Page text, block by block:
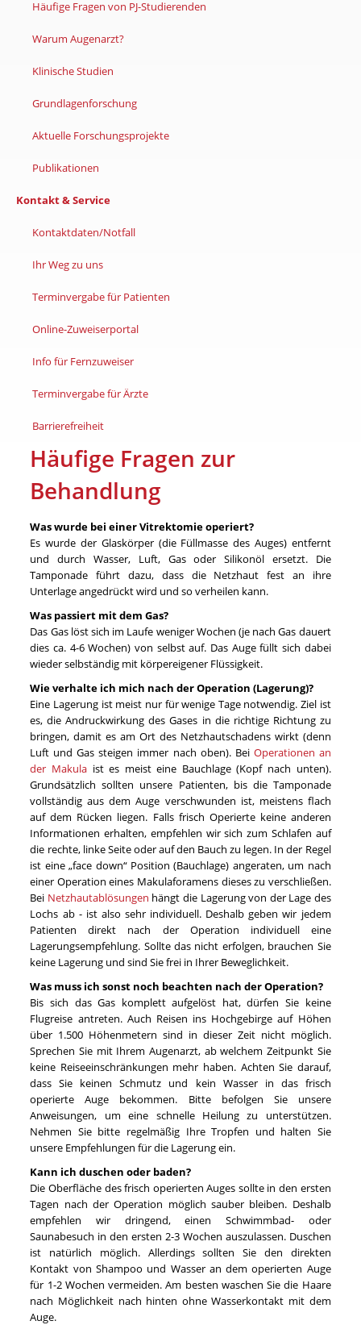
Häufige Fragen von PJ-Studierenden
Warum Augenarzt?
Klinische Studien
Grundlagenforschung
Aktuelle Forschungsprojekte
Publikationen
Kontakt & Service
Kontaktdaten/Notfall
Ihr Weg zu uns
Terminvergabe für Patienten
Online-Zuweiserportal
Info für Fernzuweiser
Terminvergabe für Ärzte
Barrierefreiheit
Häufige Fragen zur
Behandlung
Was wurde bei einer Vitrektomie operiert?
Es wurde der Glaskörper (die Füllmasse des Auges) entfernt
und durch Wasser, Luft, Gas oder Silikonöl ersetzt. Die
Tamponade führt dazu, dass die Netzhaut fest an ihre
Unterlage angedrückt wird und so verheilen kann.
Was passiert mit dem Gas?
Das Gas löst sich im Laufe weniger Wochen (je nach Gas dauert
dies ca. 4-6 Wochen) von selbst auf. Das Auge füllt sich dabei
wieder selbständig mit körpereigener Flüssigkeit.
Wie verhalte ich mich nach der Operation (Lagerung)?
Eine Lagerung ist meist nur für wenige Tage notwendig. Ziel ist
es, die Andruckwirkung des Gases in die richtige Richtung zu
bringen, damit es am Ort des Netzhautschadens wirkt (denn
Luft und Gas steigen immer nach oben). Bei Operationen an
der Makulaist es meist eine Bauchlage (Kopf nach unten).
Grundsätzlich sollten unsere Patienten, bis die Tamponade
vollständig aus dem Auge verschwunden ist, meistens flach
auf dem Rücken liegen. Falls frisch Operierte keine anderen
Informationen erhalten, empfehlen wir sich zum Schlafen auf
die rechte, linke Seite oder auf den Bauch zu legen. In der Regel
ist eine „face down“ Position (Bauchlage) angeraten, um nach
einer Operation eines Makulaforamens dieses zu verschließen.
Bei Netzhautablösungen hängt die Lagerung von der Lage des
Lochs ab - ist also sehr individuell. Deshalb geben wir jedem
Patienten direkt nach der Operation individuell eine
Lagerungsempfehlung. Sollte das nicht erfolgen, brauchen Sie
keine Lagerung und sind Sie frei in Ihrer Beweglichkeit.
Was muss ich sonst noch beachten nach der Operation?
Bis sich das Gas komplett aufgelöst hat, dürfen Sie keine
Flugreise antreten. Auch Reisen ins Hochgebirge auf Höhen
über 1.500 Höhenmetern sind in dieser Zeit nicht möglich.
Sprechen Sie mit Ihrem Augenarzt, ab welchem Zeitpunkt Sie
keine Reiseeinschränkungen mehr haben. Achten Sie darauf,
dass Sie keinen Schmutz und kein Wasser in das frisch
operierte Auge bekommen. Bitte befolgen Sie unsere
Anweisungen, um eine schnelle Heilung zu unterstützen.
Nehmen Sie bitte regelmäßig Ihre Tropfen und halten Sie
unsere Empfehlungen für die Lagerung ein.
Kann ich duschen oder baden?
Die Oberfläche des frisch operierten Auges sollte in den ersten
Tagen nach der Operation möglich sauber bleiben. Deshalb
empfehlen wir dringend, einen Schwimmbad- oder
Saunabesuch in den ersten 2-3 Wochen auszulassen. Duschen
ist natürlich möglich. Allerdings sollten Sie den direkten
Kontakt von Shampoo und Wasser an dem operierten Auge
für 1-2 Wochen vermeiden. Am besten waschen Sie die Haare
nach Möglichkeit nach hinten ohne Wasserkontakt mit dem
Auge.